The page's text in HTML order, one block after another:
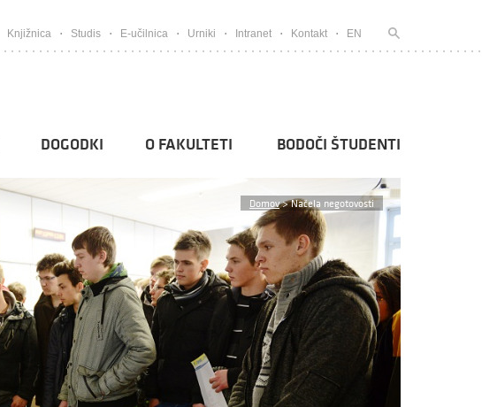
Knjižnica Studis E-učilnica Urniki Intranet Kontakt EN
DOGODKI O FAKULTETI BODOČI ŠTUDENTI
Domov >Načela negotovosti